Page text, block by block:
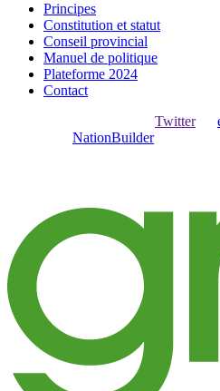
Principes
Constitution et statut
Conseil provincial
Manuel de politique
Plateforme 2024
Contact
Twitterou
NationBuilder